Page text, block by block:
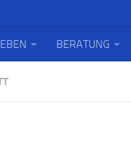
BERATUNG